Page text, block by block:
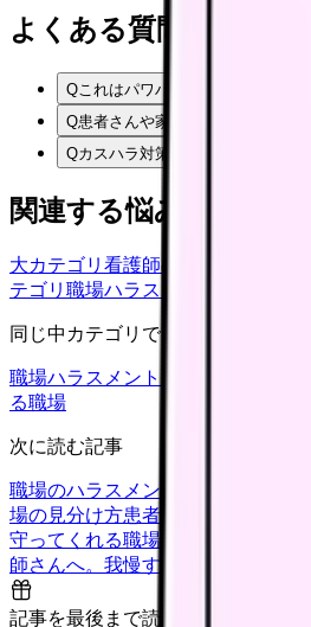
よくある質問
Qこれはパワハラですか？
Q患者さんや家族からの暴言は我
Qカスハラ対策は病院にも関係しま
関連する悩みカテゴリ
大カテゴリ 看護師の悩み
テゴリ 職場ハラスメント
同じ中カテゴリで見る
職場ハラスメント
る職場
次に読む記事
職場のハラスメントに悩む看護師
場の見分け方患者対応でもう限界
守ってくれる職場の見分け方
上司
師さんへ。我慢する前にできる対
記事を最後まで読むと解放